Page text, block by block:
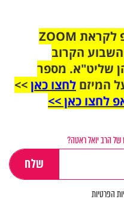
הצטרפו לקבוצת הוואטסאפ לקראת ZOOM
הקרוב
שליט"א. מספר
המיזם לחצו כאן>>
לחצו כאן >>
הרב יואל ראטה?
הפרטיות